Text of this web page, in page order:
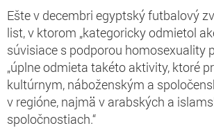
Ešte v decembri egyptský futbalový
list, v ktorom „kategoricky odmietol
súvisiace s podporou homosexuality
„úplne odmieta takéto aktivity, ktoré
kultúrnym, náboženským a
v regióne, najmä v arabských a
spoločnostiach.“